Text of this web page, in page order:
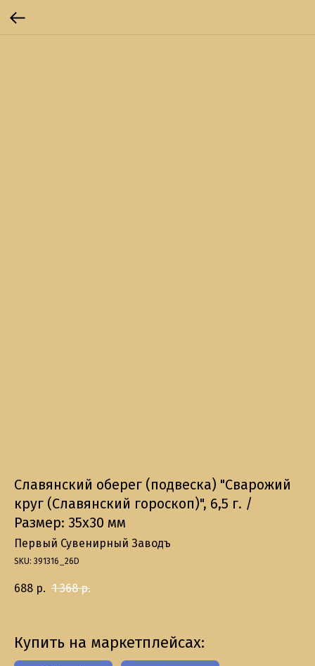
Славянский оберег (подвеска) "Сварожий
круг (Славянский гороскоп)", 6,5 г. /
Размер: 35х30 мм
Первый Сувенирный Заводъ
SKU: 391316_26D
688 р. 1 368 р.
Купить на маркетплейсах: